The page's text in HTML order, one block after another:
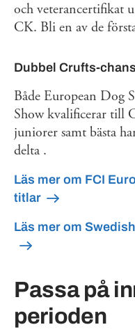
och veterancertifikat
CK. Bli en av de
Dubbel Crufts‑chans
Både European Dog
Show kvalificerar till
juniorer samt bästa
delta .
Läs mer om FCI
titlar
Läs mer om
Passa på
perioden